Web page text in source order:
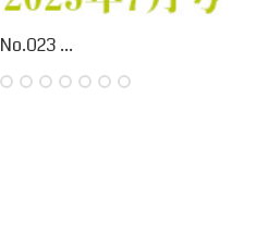
No.023 ...